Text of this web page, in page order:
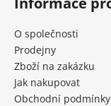
O společnosti
Prodejny
Zboží na zakázku
Jak nakupovat
Obchodní podmínky